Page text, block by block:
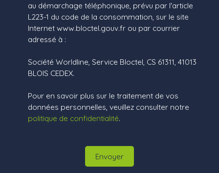
au démarchage téléphonique, prévu par l'article
L223-1 du code de la consommation, sur le site
Internet www.bloctel.gouv.fr ou par courrier
adressé à :
Société Worldline, Service Bloctel, CS 61311, 41013
BLOIS CEDEX.
Pour en savoir plus sur le traitement de vos
données personnelles, veuillez consulter notre
politique de confidentialité.
Envoyer